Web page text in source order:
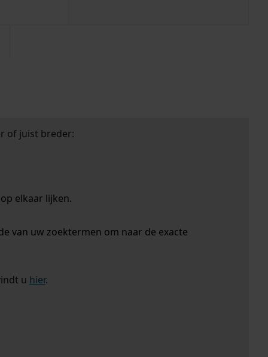
of juist breder:
elkaar lijken.
van uw zoektermen om naar de exacte
u hier.